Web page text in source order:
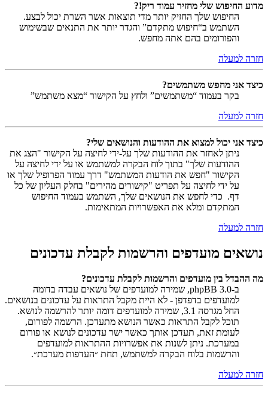
מדוע החיפוש שלי מחזיר עמוד ריק!?
החיפוש שלך החזיק יותר מדי תוצאות אשר השרת יכול לבצע.
השתמש ב“חיפוש מתקדם” והגדר יותר את התנאים שבשימוש
והפורומים בהם אתה מחפש.
חזרה למעלה
כיצד אני מחפש משתמשים?
בקר בעמוד “משתמשים” ולחץ על הקישור “מצא משתמש”
חזרה למעלה
כיצד אני יכול למצוא את ההודעות והנושאים שלי?
ניתן לאחזר את ההודעות שלך על-ידי לחיצה על הקישור "הצג את
ההודעות שלך" בתוך לוח הבקרה למשתמש או על ידי לחיצה על
הקישור "חפש את הודעות המשתמש" דרך עמוד הפרופיל שלך או
על ידי לחיצה על תפריט "קישורים מהירים" בחלק העליון של כל
דף. כדי לחפש את הנושאים שלך, השתמש בעמוד החיפוש
המתקדם ומלא את האפשרויות המתאימות.
חזרה למעלה
נושאים מועדפים והרשמות לקבלת עדכונים
מה ההבדל בין מועדפים והרשמות לקבלת עדכונים?
ב-phpBB 3.0, שמירה למועדפים של נושאים עבדה בדומה
למועדפים בדפדפן - לא היית מקבל התראות על עדכונים בנושאים.
החל מגרסה 3.1, שמירה למועדפים דומה יותר להרשמה לנושא.
תוכל לקבל התראות כאשר הנושא מתעדכן. הרשמה לפורום,
לעומת זאת, תעדכן אותך כאשר ישר עדכונים לנושא או פורום
במערכת. ניתן לשנות את אפשרויות ההתראות למועדפים
והרשמות בלוח הבקרה למשתמש, תחת ״העדפות מערכת״.
חזרה למעלה